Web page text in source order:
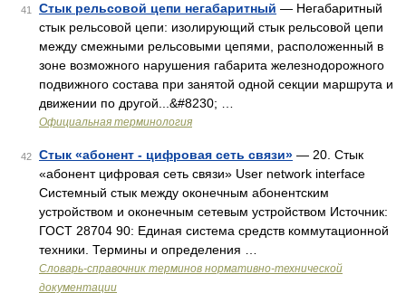
41 Стык рельсовой цепи негабаритный — Негабаритный
стык рельсовой цепи: изолирующий стык рельсовой цепи
между смежными рельсовыми цепями, расположенный в
зоне возможного нарушения габарита железнодорожного
подвижного состава при занятой одной секции маршрута и
движении по другой...&#8230; …
Официальная терминология
42 Стык «абонент - цифровая сеть связи» — 20. Стык
«абонент цифровая сеть связи» User network interface
Системный стык между оконечным абонентским
устройством и оконечным сетевым устройством Источник:
ГОСТ 28704 90: Единая система средств коммутационной
техники. Термины и определения …
Словарь-справочник терминов нормативно-технической
документации